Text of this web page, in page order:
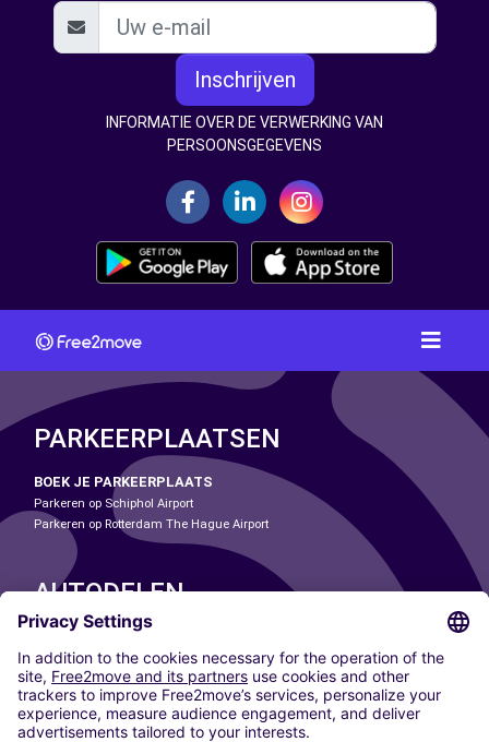
Inschrijven
INFORMATIE OVER DE VERWERKING VAN
PERSOONSGEGEVENS
PARKEERPLAATSEN
BOEK JE PARKEERPLAATS
Parkeren op Schiphol Airport
Parkeren op Rotterdam The Hague Airport
AUTODELEN
ONZE STEDEN
Paris
Madrid
Washington DC
Milaan